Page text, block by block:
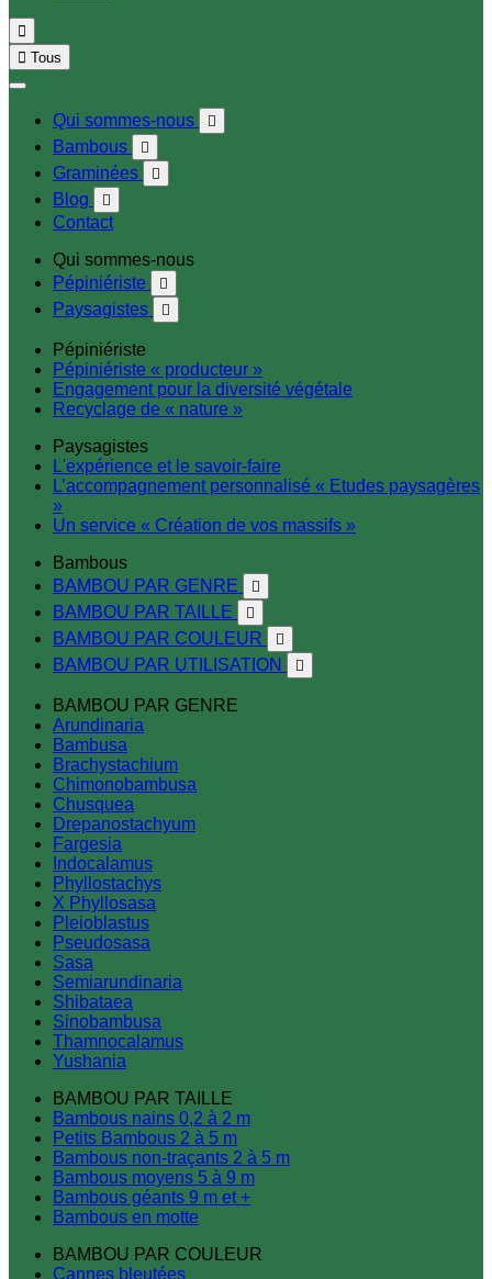

 Tous
Qui sommes-nous 
Bambous 
Graminées 
Blog 
Contact
Qui sommes-nous
Pépiniériste

Paysagistes 
Pépiniériste
Pépiniériste « producteur »
Engagement pour la diversité végétale
Recyclage de « nature »
Paysagistes
L'expérience et le savoir-faire
L’accompagnement personnalisé « Etudes paysagères
»
Un service « Création de vos massifs »
Bambous
BAMBOU PAR GENRE

BAMBOU PAR TAILLE 
BAMBOU PAR COULEUR 
BAMBOU PAR UTILISATION 
BAMBOU PAR GENRE
Arundinaria
Bambusa
Brachystachium
Chimonobambusa
Chusquea
Drepanostachyum
Fargesia
Indocalamus
Phyllostachys
X Phyllosasa
Pleioblastus
Pseudosasa
Sasa
Semiarundinaria
Shibataea
Sinobambusa
Thamnocalamus
Yushania
BAMBOU PAR TAILLE
Bambous nains 0,2 à 2 m
Petits Bambous 2 à 5 m
Bambous non-traçants 2 à 5 m
Bambous moyens 5 à 9 m
Bambous géants 9 m et +
Bambous en motte
BAMBOU PAR COULEUR
Cannes bleutées